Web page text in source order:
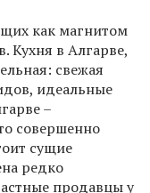
как магнитом
Кухня в Алгарве,
свежая
идеальные
–
совершенно
сущие
редко
продавцы у